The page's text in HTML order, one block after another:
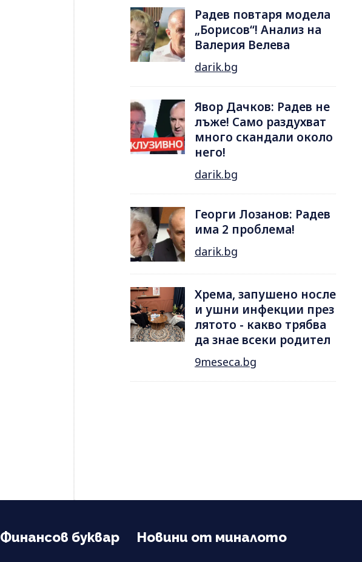
Радев повтаря модела
„Борисов“! Анализ на
Валерия Велева
darik.bg
Явор Дачков: Радев не
лъже! Само раздухват
много скандали около
него!
darik.bg
Георги Лозанов: Радев
има 2 проблема!
darik.bg
Хрема, запушено носле
и ушни инфекции през
лятотo - какво трябва
да знае всеки родител
9meseca.bg
Финансов буквар Новини от миналото